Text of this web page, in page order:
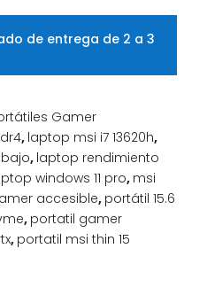
de entrega de 2 a 3
Gamer
, laptop msi i7 13620h,
, laptop rendimiento
windows 11 pro, msi
accesible, portátil 15.6
, portatil gamer
, portatil msi thin 15